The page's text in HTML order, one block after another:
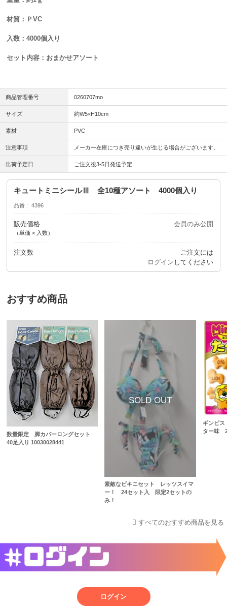
材質：ＰVC
入数：4000個入り
セット内容：おまかせアソート
商品管理番号 0260707mo
サイズ 約W5×H10cm
素材 PVC
注意事項 メーカー在庫につき売り違いが生じる場合がございます。
出荷予定日 ご注文後3-5日発送予定
キュートミニシールⅢ 全10種アソート 4000個入り
品番 4396
販売価格
（単価 × 入数）
会員のみ公開
注文数
ご注文には
ログイン してください
おすすめ商品
数量限定 脚カバーロングセット
40足入り 10030028441
素敵なビキニセット レッツスイマ
ー！ 24セット入 限定2セットの
み！
ギンビ
ター味
すべてのおすすめ商品を見る
ログイン